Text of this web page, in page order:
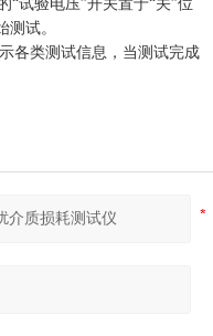
“试验电压”开关置于“关”位
试。
各类测试信息，当测试完成